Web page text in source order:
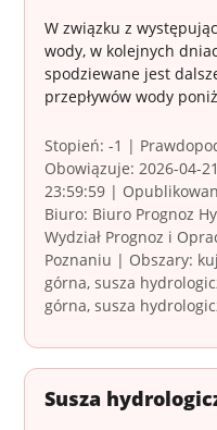
W związku z
wody, w kolejnych
spodziewane jest
przepływów wody
Stopień: -1 |
Obowiązuje: 2026-04-
23:59:59 |
Biuro: Biuro Prognoz
Wydział Prognoz i
Poznaniu | Obszary:
górna, susza
górna, susza
Susza